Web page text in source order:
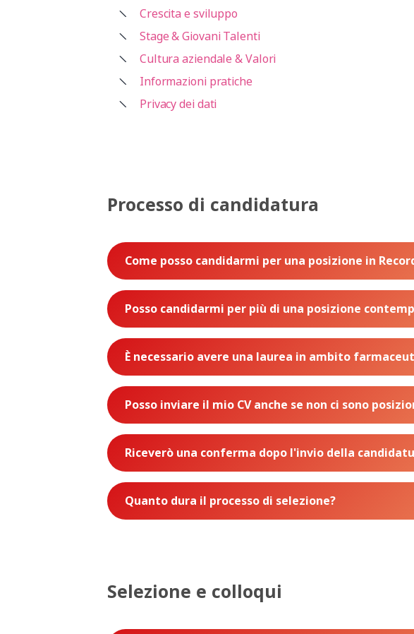
Crescita e sviluppo
Stage & Giovani Talenti
Cultura aziendale & Valori
Informazioni pratiche
Privacy dei dati
Processo di candidatura
Come posso candidarmi per una posizione in
Posso candidarmi per più di una posizione
È necessario avere una laurea in ambito
Posso inviare il mio CV anche se non ci sono
Riceverò una conferma dopo l'invio della
Quanto dura il processo di selezione?
Selezione e colloqui